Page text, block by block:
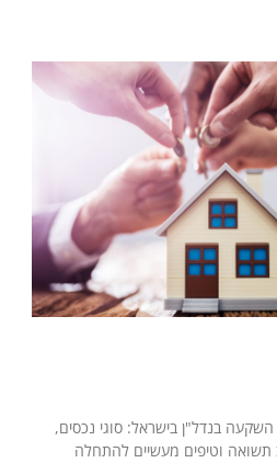
בנדל"ן בישראל: סוגי נכסים,
תשואה וטיפים מעשיים להתחלה